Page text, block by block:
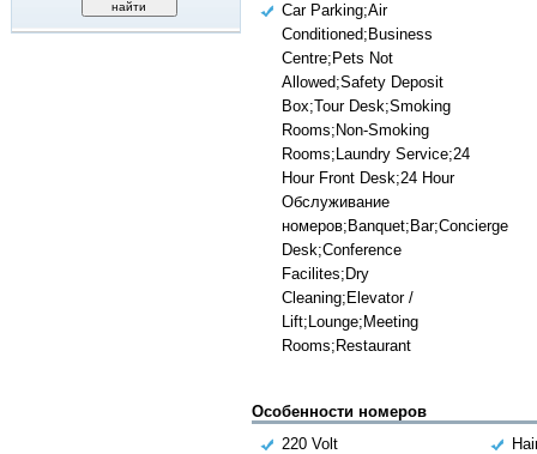
Car Parking;Air
Conditioned;Business
Centre;Pets Not
Allowed;Safety Deposit
Box;Tour Desk;Smoking
Rooms;Non-Smoking
Rooms;Laundry Service;24
Hour Front Desk;24 Hour
Обслуживание
номеров;Banquet;Bar;Concierge
Desk;Conference
Facilites;Dry
Cleaning;Elevator /
Lift;Lounge;Meeting
Rooms;Restaurant
Особенности номеров
220 Volt